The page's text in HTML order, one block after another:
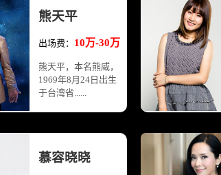
熊天平
出场费： 10万-30万
熊天平，本名熊威，
1969年8月24日出生
于台湾省......
慕容晓晓